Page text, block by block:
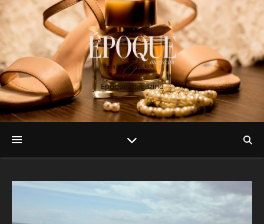
Epoque magazine